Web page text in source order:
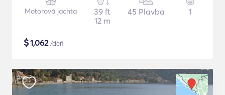
Motorová jachta
39 ft
12 m
45 Plavba 1
$1,062/deň